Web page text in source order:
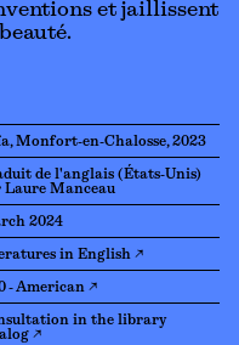
et jaillissent
Monfort-en-Chalosse, 2023
de l'anglais (États-Unis)
Laure Manceau
2024
in English ↗
- American ↗
in the library
↗